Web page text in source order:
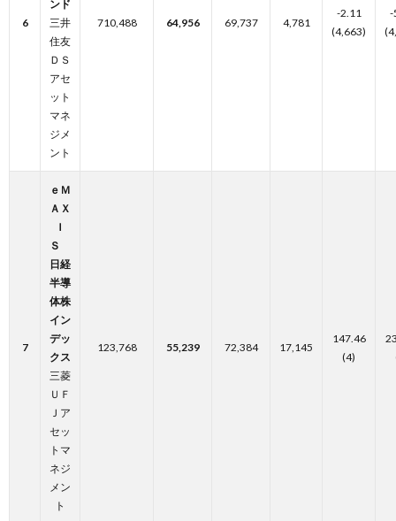
6
ンド
三井
住友
ＤＳ
アセ
ット
マネ
ジメ
ント
710,488 64,956 69,737 4,781
-2.11
(4,663)
-
7
ｅＭ
ＡＸ
Ｉ
Ｓ
日経
半導
体株
イン
デッ
クス
三菱
ＵＦ
Ｊア
セッ
トマ
ネジ
メン
ト
123,768 55,239 72,384 17,145
147.46
(4)